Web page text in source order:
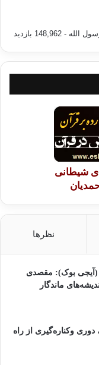
الله - 148,962 بازدید
شیطانی
نظرها
(آیجی بوک): مقصدی
ماندگار
وکناره‌گیری از راه